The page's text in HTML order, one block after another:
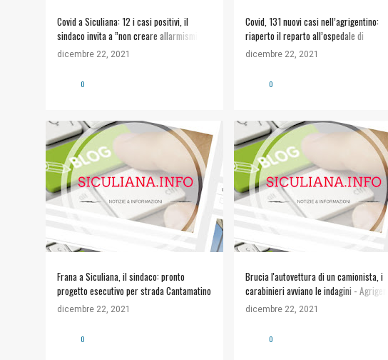
Covid a Siculiana: 12 i casi positivi, il
sindaco invita a ”non creare allarmismi
inutili”
dicembre 22, 2021
0
Covid, 131 nuovi casi nell’agrigentino:
riaperto il reparto all’ospedale di
Agrigento
dicembre 22, 2021
0
Frana a Siculiana, il sindaco: pronto
progetto esecutivo per strada Cantamatino
dicembre 22, 2021
0
Brucia l'autovettura di un camionista, i
carabinieri avviano le indagini - Agrigento
Notizie
dicembre 22, 2021
0